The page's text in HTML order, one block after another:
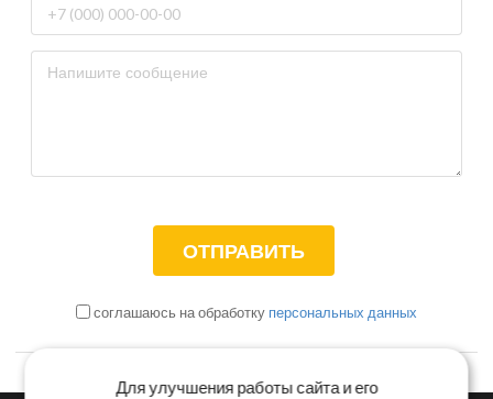
соглашаюсь на обработку персональных данных
Для улучшения работы сайта и его